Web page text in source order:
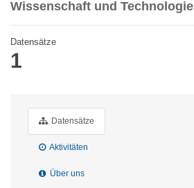
Wissenschaft und Technologie
Datensätze
1
Datensätze
Aktivitäten
Über uns